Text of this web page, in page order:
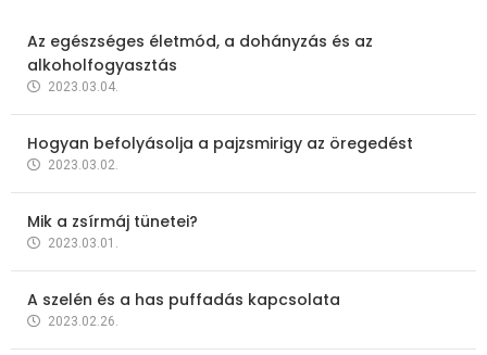
Az egészséges életmód, a dohányzás és az
alkoholfogyasztás
2023.03.04.
Hogyan befolyásolja a pajzsmirigy az öregedést
2023.03.02.
Mik a zsírmáj tünetei?
2023.03.01.
A szelén és a has puffadás kapcsolata
2023.02.26.